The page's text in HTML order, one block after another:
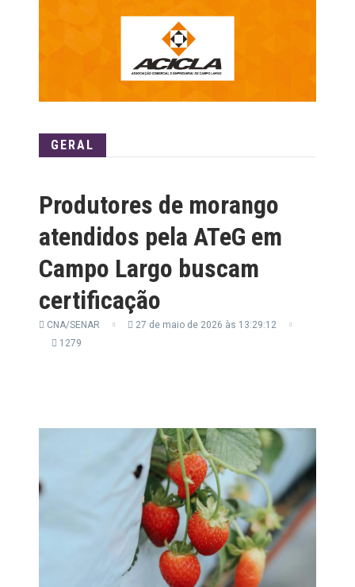
GERAL
Produtores de morango
atendidos pela ATeG em
Campo Largo buscam
certificação
CNA/SENAR
27 de maio de 2026 às 13:29:12
1279